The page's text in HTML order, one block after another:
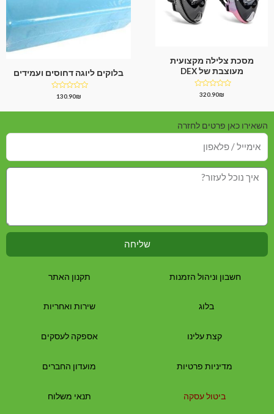
מסכת צלילה מקצועית
מעוצבת של DEX
דורג
5
320.90₪
בלוקים ליוגה דחוסים ועמידים
דורג130.90₪
השאירו כאן פרטים לחזרה
שליחה
חשבון וניהול הזמנות
בלוג
קצת עלינו
מדיניות פרטיות
ביטול עסקה
תקנון האתר
שירות ואחריות
אספקה לעסקים
מועדון החברים
תנאי משלוח